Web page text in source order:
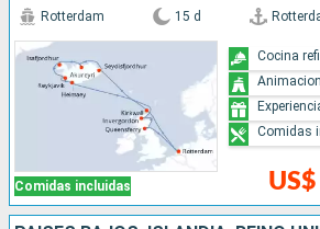
Comidas incluidas
Rotterdam 15 d
Cocina
Comidas